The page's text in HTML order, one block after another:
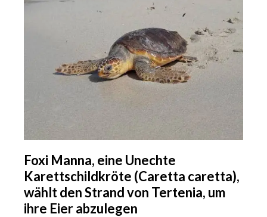
Foxi Manna, eine Unechte
Karettschildkröte (Caretta caretta),
wählt den Strand von Tertenia, um
ihre Eier abzulegen